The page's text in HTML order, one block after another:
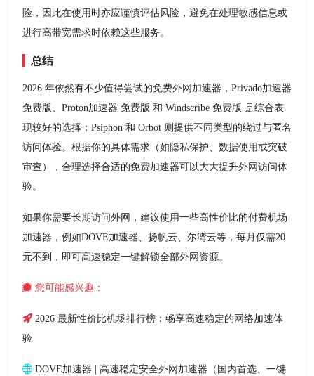
险，因此在使用时亦应谨慎评估风险，避免在处理敏感信息或
进行高带宽需求时依赖这些服务。
总结
2026 年依然有不少值得尝试的免费外网加速器，Privado加速器
免费版、Proton加速器 免费版 和 Windscribe 免费版 是综合表
现较好的选择；Psiphon 和 Orbot 则提供不同类型的绕过与匿名
访问体验。根据你的具体需求（如隐私保护、数据使用或突破
审查），合理选择合适的免费加速器可以大大提升外网访问体
验。
如果你需要长期访问外网，建议使用一些高性价比的付费机场
加速器，例如DOVE加速器、扬帆云、尔湾云等，每月仅需20
元不到，即可高速稳定一键解锁全部外网资源。
您可能感兴趣：
2026 最新性价比机场排行榜：畅享高速稳定的网络加速体
验
DOVE加速器 | 高速稳定安全外网加速器（国内首选、一键